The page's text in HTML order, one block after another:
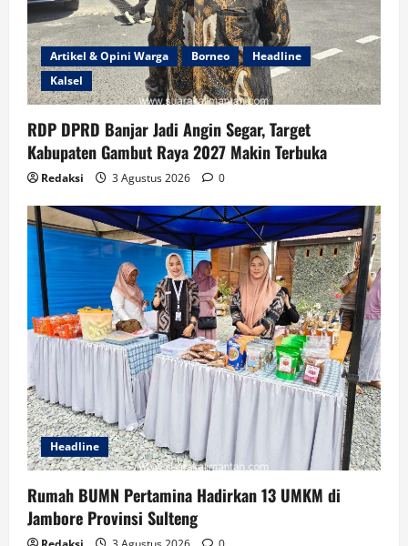
Artikel & Opini Warga Borneo
Headline
Kalsel
RDP DPRD Banjar Jadi Angin Segar, Target
Kabupaten Gambut Raya 2027 Makin Terbuka
Redaksi 3 Agustus 2026 0
Headline
Rumah BUMN Pertamina Hadirkan 13 UMKM di
Jambore Provinsi Sulteng